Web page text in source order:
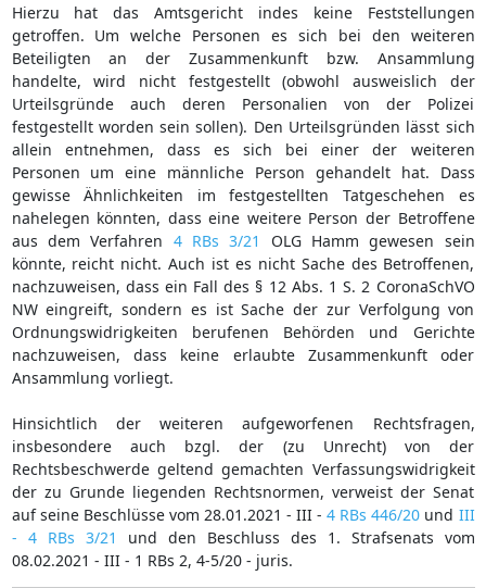
Hierzu hat das Amtsgericht indes keine Feststellungen
getroffen. Um welche Personen es sich bei den weiteren
Beteiligten an der Zusammenkunft bzw. Ansammlung
handelte, wird nicht festgestellt (obwohl ausweislich der
Urteilsgründe auch deren Personalien von der Polizei
festgestellt worden sein sollen). Den Urteilsgründen lässt sich
allein entnehmen, dass es sich bei einer der weiteren
Personen um eine männliche Person gehandelt hat. Dass
gewisse Ähnlichkeiten im festgestellten Tatgeschehen es
nahelegen könnten, dass eine weitere Person der Betroffene
aus dem Verfahren 4 RBs 3/21
OLG Hamm gewesen sein
könnte, reicht nicht. Auch ist es nicht Sache des Betroffenen,
nachzuweisen, dass ein Fall des § 12 Abs. 1 S. 2 CoronaSchVO
NW eingreift, sondern es ist Sache der zur Verfolgung von
Ordnungswidrigkeiten berufenen Behörden und Gerichte
nachzuweisen, dass keine erlaubte Zusammenkunft oder
Ansammlung vorliegt.
Hinsichtlich der weiteren aufgeworfenen Rechtsfragen,
insbesondere auch bzgl. der (zu Unrecht) von der
Rechtsbeschwerde geltend gemachten Verfassungswidrigkeit
der zu Grunde liegenden Rechtsnormen, verweist der Senat
auf seine Beschlüsse vom 28.01.2021 - III -4 RBs 446/20 und III
- 4 RBs 3/21
und den Beschluss des 1. Strafsenats vom
08.02.2021 - III - 1 RBs 2, 4-5/20 - juris.